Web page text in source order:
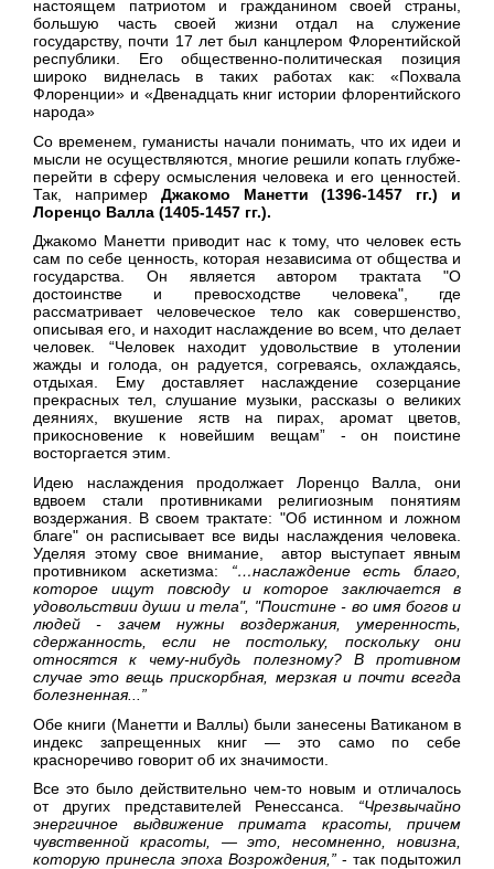
настоящем патриотом и гражданином своей страны,
большую часть своей жизни отдал на служение
государству, почти 17 лет был канцлером Флорентийской
республики. Его общественно-политическая позиция
широко виднелась в таких работах как: «Похвала
Флоренции» и «Двенадцать книг истории флорентийского
народа»
Со временем, гуманисты начали понимать, что их идеи и
мысли не осуществляются, многие решили копать глубже-
перейти в сферу осмысления человека и его ценностей.
Так, например Джакомо Манетти (1396-1457 гг.) и
Лоренцо Валла (1405-1457 гг.).
Джакомо Манетти приводит нас к тому, что человек есть
сам по себе ценность, которая независима от общества и
государства. Он является автором трактата "О
достоинстве и превосходстве человека", где
рассматривает человеческое тело как совершенство,
описывая его, и находит наслаждение во всем, что делает
человек. “Человек находит удовольствие в утолении
жажды и голода, он радуется, согреваясь, охлаждаясь,
отдыхая. Ему доставляет наслаждение созерцание
прекрасных тел, слушание музыки, рассказы о великих
деяниях, вкушение яств на пирах, аромат цветов,
прикосновение к новейшим вещам” - он поистине
восторгается этим.
Идею наслаждения продолжает Лоренцо Валла, они
вдвоем стали противниками религиозным понятиям
воздержания. В своем трактате: "Об истинном и ложном
благе" он расписывает все виды наслаждения человека.
Уделяя этому свое внимание, автор выступает явным
противником аскетизма: “…наслаждение есть благо,
которое ищут повсюду и которое заключается в
удовольствии души и тела", "Поистине - во имя богов и
людей - зачем нужны воздержания, умеренность,
сдержанность, если не постольку, поскольку они
относятся к чему-нибудь полезному? В противном
случае это вещь прискорбная, мерзкая и почти всегда
болезненная...”
Обе книги (Манетти и Валлы) были занесены Ватиканом в
индекс запрещенных книг — это само по себе
красноречиво говорит об их значимости.
Все это было действительно чем-то новым и отличалось
от других представителей Ренессанса. “Чрезвычайно
энергичное выдвижение примата красоты, причем
чувственной красоты, — это, несомненно, новизна,
которую принесла эпоха Возрождения,” - так подытожил